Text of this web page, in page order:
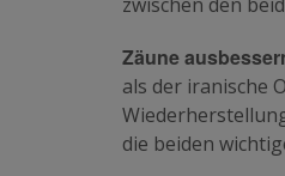
Zäune
als der iranische
die beiden